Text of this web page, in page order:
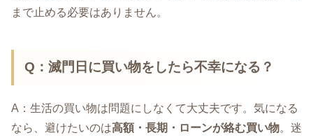
まで止める必要はありません。
Q：滅門日に買い物をしたら不幸になる？
A：生活の買い物は問題にしなくて大丈夫です。気になる
なら、避けたいのは高額・長期・ローンが絡む買い物。迷